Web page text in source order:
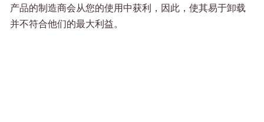
产品的制造商会从您的使用中获利，因此，使其易于卸载
并不符合他们的最大利益。